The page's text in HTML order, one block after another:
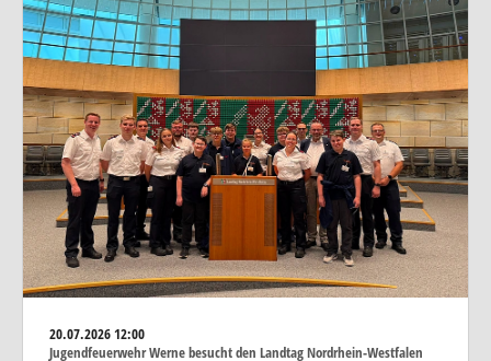
20.07.202612:00
Jugendfeuerwehr Werne besucht den Landtag Nordrhein-Westfalen